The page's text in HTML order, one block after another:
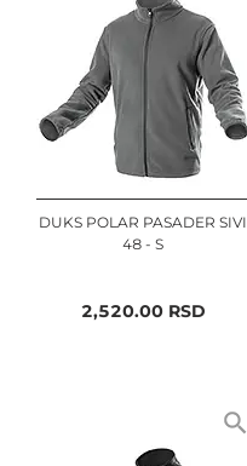
DUKS POLAR PASADER SIVI
48 - S
2,520.00RSD